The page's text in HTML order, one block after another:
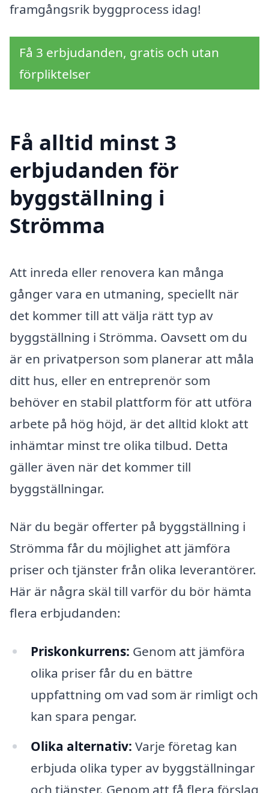
framgångsrik byggprocess idag!
Få 3 erbjudanden, gratis och utan
förpliktelser
Få alltid minst 3
erbjudanden för
byggställning i
Strömma
Att inreda eller renovera kan många
gånger vara en utmaning, speciellt när
det kommer till att välja rätt typ av
byggställning i Strömma. Oavsett om du
är en privatperson som planerar att måla
ditt hus, eller en entreprenör som
behöver en stabil plattform för att utföra
arbete på hög höjd, är det alltid klokt att
inhämtar minst tre olika tilbud. Detta
gäller även när det kommer till
byggställningar.
När du begär offerter på byggställning i
Strömma får du möjlighet att jämföra
priser och tjänster från olika leverantörer.
Här är några skäl till varför du bör hämta
flera erbjudanden:
Priskonkurrens: Genom att jämföra
olika priser får du en bättre
uppfattning om vad som är rimligt och
kan spara pengar.
Olika alternativ: Varje företag kan
erbjuda olika typer av byggställningar
och tjänster. Genom att få flera förslag